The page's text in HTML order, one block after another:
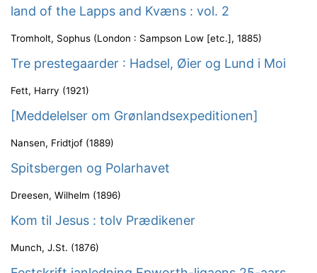
land of the Lapps and Kvæns : vol. 2
Tromholt, Sophus (London : Sampson Low [etc.], 1885)
Tre prestegaarder : Hadsel, Øier og Lund i Moi
Fett, Harry (1921)
[Meddelelser om Grønlandsexpeditionen]
Nansen, Fridtjof (1889)
Spitsbergen og Polarhavet
Dreesen, Wilhelm (1896)
Kom til Jesus : tolv Prædikener
Munch, J.St. (1876)